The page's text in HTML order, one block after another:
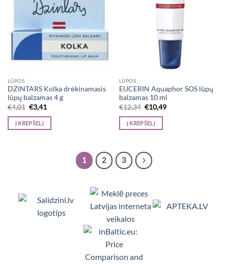
LŪPOS
DZINTARS Kolka drėkinamasis
lūpų balzamas 4 g
€4,01 Original
price
was:
€4,01.
€3,41
is:
Į KREPŠELĮ
LŪPOS
EUCERIN Aquaphor SOS lūpų
balzamas 10 ml
€12,34 Original
price
was:
€12,34.
€10,49Current
Į KREPŠELĮ
1 2 3
Viedpulksteņi, Makita, Ceļojumu